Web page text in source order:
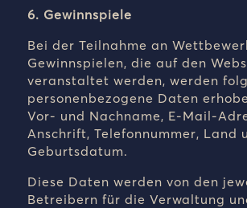
6. Gewinnspiele
Bei der Teilnahme an
Gewinnspielen, die auf den
veranstaltet werden, werden
personenbezogene Daten
Vor- und Nachname, E-Mail-
Anschrift, Telefonnummer, Land
Geburtsdatum.
Diese Daten werden von den
Betreibern für die Verwaltung